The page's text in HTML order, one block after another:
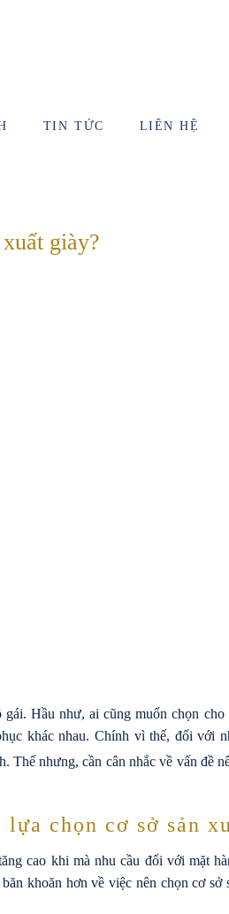
TIN TỨC LIÊN HỆ
giày?
Hầu như, ai cũng muốn chọn
khác nhau. Chính vì thế, đối với
Thế nhưng, cần cân nhắc về vấn đề
chọn cơ sở sản
cao khi mà nhu cầu đối với mặt
khoăn hơn về việc nên chọn cơ sở